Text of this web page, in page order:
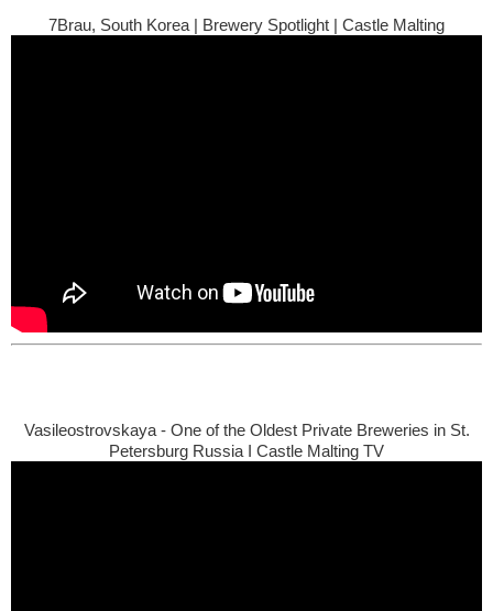
7Brau, South Korea | Brewery Spotlight | Castle Malting
Vasileostrovskaya - One of the Oldest Private Breweries in St.
Petersburg Russia I Castle Malting TV